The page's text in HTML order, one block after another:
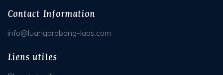
Contact Information
info@luangprabang-laos.com
Liens utiles